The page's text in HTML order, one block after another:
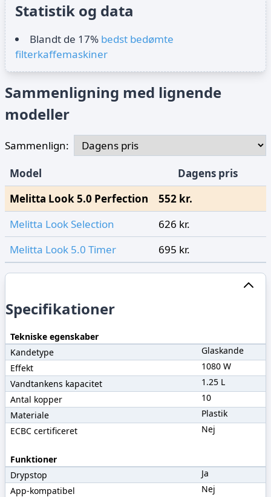
Statistik og data
Blandt de 17% bedst bedømte
filterkaffemaskiner
Sammenligning med lignende
modeller
Sammenlign:
Model
Dagens pris
Melitta Look 5.0 Perfection
552 kr.
Melitta Look Selection
626 kr.
Melitta Look 5.0 Timer
695 kr.
Specifikationer
Tekniske egenskaber
Kandetype
Glaskande
Effekt
1080 W
Vandtankens kapacitet
1.25 L
Antal kopper
10
Materiale
Plastik
ECBC certificeret
Nej
Funktioner
Drypstop
Ja
App-kompatibel
Nej